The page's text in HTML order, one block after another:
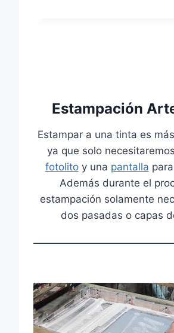
Estampación
Estampar a una tinta es
ya que solo
fotolitoy una pantalla
Además durante el
estampación solamente
dos pasadas o capas